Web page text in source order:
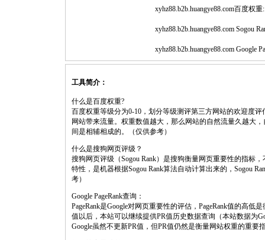
xyhz88.b2b.huangye88.com百度权重:
xyhz88.b2b.huangye88.com Sogou
xyhz88.b2b.huangye88.com Google
工具简介：
什么是百度权重?
百度权重等级分为0-10，划分等级测评第三方网站的欢迎度
网站带来流量。权重数值越大，那么网站的自然流量久越大
间是相辅相成的。（仅供参考）
什么是搜狗网页评级？
搜狗网页评级（Sogou Rank）是搜狗衡量网页重要性的指标
特性，是机器根据Sogou Rank算法自动计算出来的，Sogou
考）
Google PageRank查询：
PageRank是Google对网页重要性的评估，PageRank值的高
值以后，本站可以继续提供PR值历史数据查询（本站数据为
Google虽然不更新PR值，但PR值仍然是衡量网站权重的重要